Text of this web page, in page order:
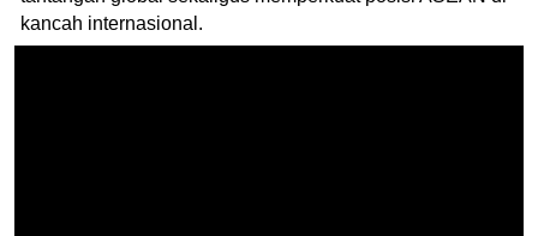
kancah internasional.